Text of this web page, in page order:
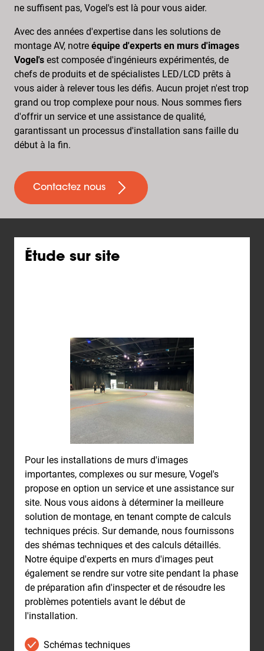
ne suffisent pas, Vogel's est là pour vous aider.
Avec des années d'expertise dans les solutions de
montage AV, notre équipe d'experts en murs d'images
Vogel's est composée d'ingénieurs expérimentés, de
chefs de produits et de spécialistes LED/LCD prêts à
vous aider à relever tous les défis. Aucun projet n'est trop
grand ou trop complexe pour nous. Nous sommes fiers
d'offrir un service et une assistance de qualité,
garantissant un processus d'installation sans faille du
début à la fin.
Contactez nous
Étude sur site
Pour les installations de murs d'images
importantes, complexes ou sur mesure, Vogel's
propose en option un service et une assistance sur
site. Nous vous aidons à déterminer la meilleure
solution de montage, en tenant compte de calculs
techniques précis. Sur demande, nous fournissons
des shémas techniques et des calculs détaillés.
Notre équipe d'experts en murs d'images peut
également se rendre sur votre site pendant la phase
de préparation afin d'inspecter et de résoudre les
problèmes potentiels avant le début de
l'installation.
Schémas techniques